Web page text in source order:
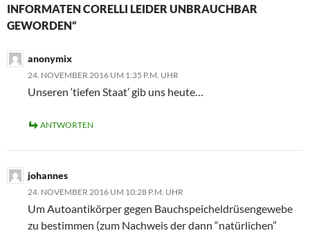
INFORMATEN CORELLI LEIDER UNBRAUCHBAR
GEWORDEN“
anonymix
24. NOVEMBER 2016 UM 1:35 P.M. UHR
Unseren ‘tiefen Staat’ gib uns heute…
ANTWORTEN
johannes
24. NOVEMBER 2016 UM 10:28 P.M. UHR
Um Autoantikörper gegen Bauchspeicheldrüsengewebe
zu bestimmen (zum Nachweis der dann “natürlichen”